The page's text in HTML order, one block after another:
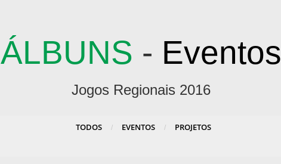
ÁLBUNS - Eventos
Jogos Regionais 2016
TODOS / EVENTOS / PROJETOS